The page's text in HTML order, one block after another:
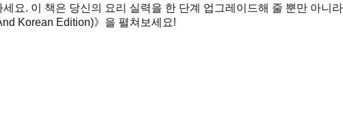
요. 이 책은 당신의 요리 실력을 한 단계 업그레이드해 줄 뿐만 아니
Korean Edition)》을 펼쳐보세요!